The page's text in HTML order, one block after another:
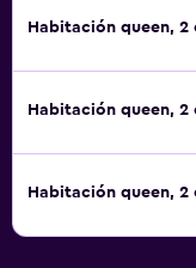
Habitación queen, 2
Habitación queen, 2
Habitación queen, 2